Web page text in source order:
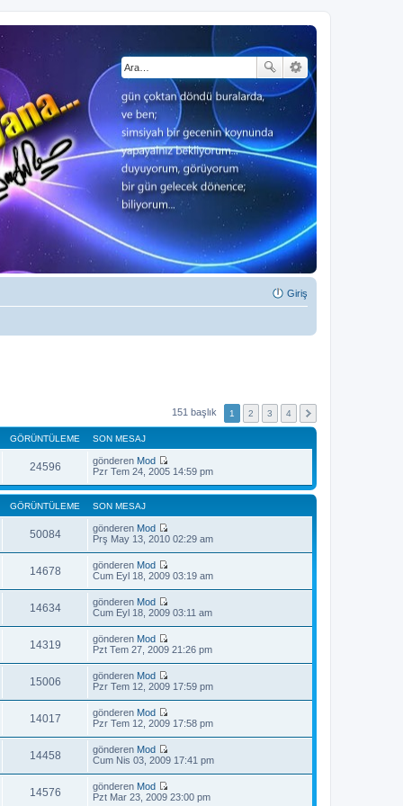
Giriş
151 başlık 1 2 3 4
GÖRÜNTÜLEME SON MESAJ
24596 gönderen Mod
S
n
a
j
ı
ö
r
n
e
Pzr Tem 24, 2005 14:59 pm
GÖRÜNTÜLEME SON MESAJ
50084 gönderen Mod
S
e
s
j
ö
ü
t
ü
e
Prş May 13, 2010 02:29 am
14678 gönderen Mod
S
e
s
j
ö
r
ü
t
ü
e
Cum Eyl 18, 2009 03:19 am
14634 gönderen Mod
S
e
s
j
ö
r
ü
t
ü
e
Cum Eyl 18, 2009 03:11 am
14319 gönderen Mod
S
e
s
j
ö
r
ü
t
Pzt Tem 27, 2009 21:26 pm
15006 gönderen Mod
S
e
s
j
ö
r
Pzr Tem 12, 2009 17:59 pm
14017 gönderen Mod
S
e
s
Pzr Tem 12, 2009 17:58 pm
14458 gönderen Mod
S
e
Cum Nis 03, 2009 17:41 pm
14576 gönderen Mod
S
Pzt Mar 23, 2009 23:00 pm